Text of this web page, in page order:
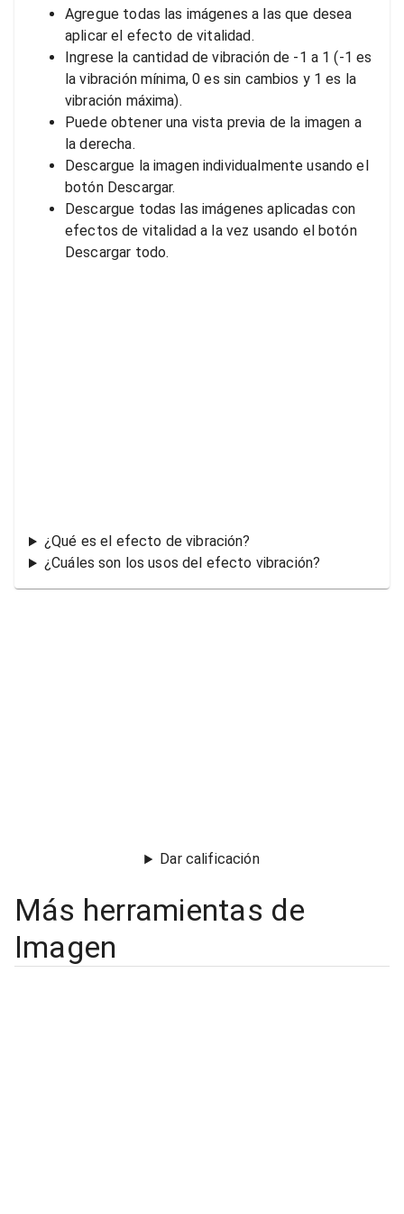
Agregue todas las imágenes a las que desea
aplicar el efecto de vitalidad.
Ingrese la cantidad de vibración de -1 a 1 (-1 es
la vibración mínima, 0 es sin cambios y 1 es la
vibración máxima).
Puede obtener una vista previa de la imagen a
la derecha.
Descargue la imagen individualmente usando el
botón Descargar.
Descargue todas las imágenes aplicadas con
efectos de vitalidad a la vez usando el botón
Descargar todo.
¿Qué es el efecto de vibración?
¿Cuáles son los usos del efecto vibración?
Dar calificación
Más herramientas de
Imagen